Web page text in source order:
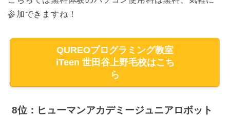
参加できますね！
QUREOプログラミング教室
iTeen 世田谷上野毛校はこち
ら
8位：ヒューマンアカデミージュニアロボット